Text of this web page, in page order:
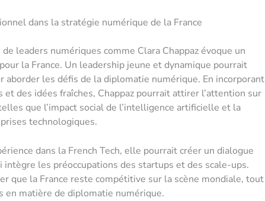
dans la stratégie numérique de la France
leaders numériques comme Clara Chappaz évoque un
la France. Un leadership jeune et dynamique pourrait
aborder les défis de la diplomatie numérique. En incorporant
des idées fraîches, Chappaz pourrait attirer l’attention sur
que l’impact social de l’intelligence artificielle et la
technologiques.
dans la French Tech, elle pourrait créer un dialogue
les préoccupations des startups et des scale-ups.
que la France reste compétitive sur la scène mondiale, tout
en matière de diplomatie numérique.